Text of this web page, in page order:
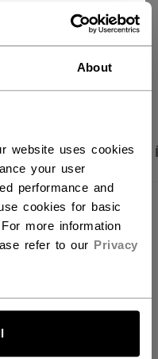
About
website uses cookies
your user
performance and
cookies for basic
more information
refer to our Privacy
des
Unis ?
Retours gratuits
OUVRIR LES
AD